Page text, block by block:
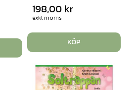
198,00 kr
exkl moms
KÖP